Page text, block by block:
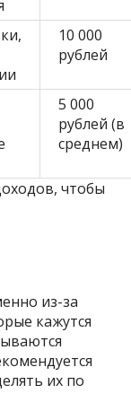
10 000
рублей
5 000
рублей (в
среднем)
чтобы
из-за
кажутся
их по